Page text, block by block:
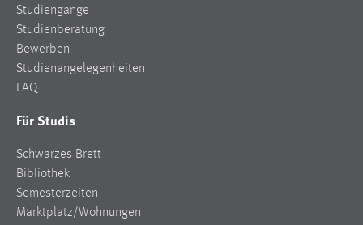
Studiengänge
Studienberatung
Bewerben
Studienangelegenheiten
FAQ
Für Studis
Schwarzes Brett
Bibliothek
Semesterzeiten
Marktplatz/Wohnungen
Conversion-Tracking
Cookie Laufzeit:
3 Monate
EXTERNE MEDIEN
Um Inhalte von Videoplattformen und Social Media
Plattformen anzeigen zu können, werden von diesen
externen Medien Cookies gesetzt.